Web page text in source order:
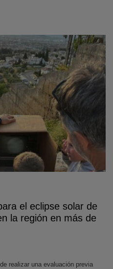
el eclipse solar de
la región en más de
realizar una evaluación previa